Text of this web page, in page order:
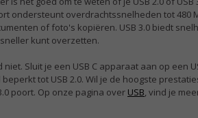
ondersteunt overdrachtssnelheden tot 480
of foto's kopiëren. USB 3.0 biedt
kunt overzetten.
Sluit je een USB C apparaat aan op een
tot USB 2.0. Wil je de hoogste
poort. Op onze pagina over USB, vind je